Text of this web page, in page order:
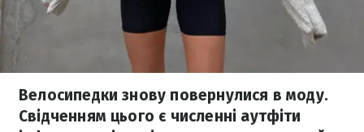
Велосипедки знову повернулися в моду.
Свідченням цього є численні аутфіти